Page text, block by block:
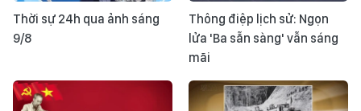
Thời sự 24h qua ảnh sáng
9/8
Thông điệp lịch sử: Ngọn
lửa 'Ba sẵn sàng' vẫn sáng
mãi